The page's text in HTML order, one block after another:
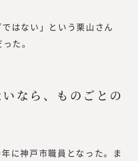
はない」という栗山さん
た。
なら、ものごとの
に神戸市職員となった。ま